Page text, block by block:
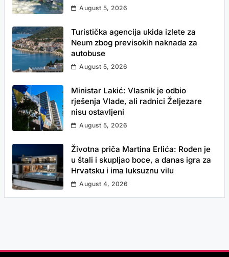
August 5, 2026
Turistička agencija ukida izlete za
Neum zbog previsokih naknada za
autobuse
August 5, 2026
Ministar Lakić: Vlasnik je odbio
rješenja Vlade, ali radnici Željezare
nisu ostavljeni
August 5, 2026
Životna priča Martina Erlića: Rođen je
u štali i skupljao boce, a danas igra za
Hrvatsku i ima luksuznu vilu
August 4, 2026